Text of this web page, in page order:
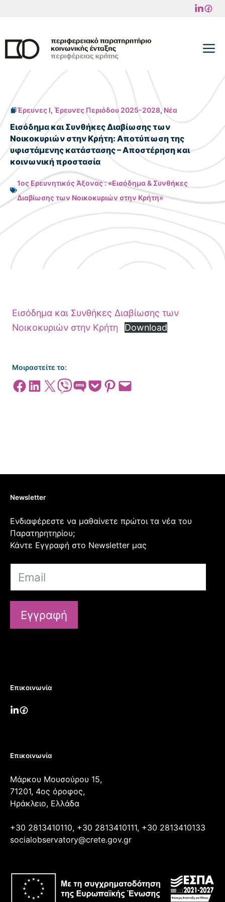
περιεχόμενο
Έρευνες I, Έρευνες Περιόδου 2025-2028,Νέα
Εισόδημα και Συνθήκες Διαβίωσης των
Νοικοκυριών στην Κρήτη: Αποτύπωση της
υφιστάμενης κατάστασης – Αποστέρηση και
κοινωνική προστασία
1ος Ερευνητικός Άξονας : «Εισόδημα & Συνθήκες
Διαβίωσης των Νοικοκυριών στην Κρήτη»
Εισόδημα και Συνθήκες Διαβίωσης των
Νοικοκυριών στην Κρήτη
Download
Μοιραστείτε το:
Share on Facebook
Share on LinkedIn
Share on X Share on ViberShare on SMSShare on Pocket
Share on Pinterest
Email this Page
Newsletter
Ενδιαφέρεστε να μαθαίνετε πρώτοι τα νέα του
Παρατηρητηρίου;
Κάντε Εγγραφή στο Newsletter μας
Εγγραφή
Επικοινωνία
Επικοινωνία
Μάρκου Μουσούρου 15,
71201, 4ος όροφος,
Ηράκλειο, Ελλάδα
+30 2813410110, +30 2813410111, +30 2813410133
socialobservatory@crete.gov.gr